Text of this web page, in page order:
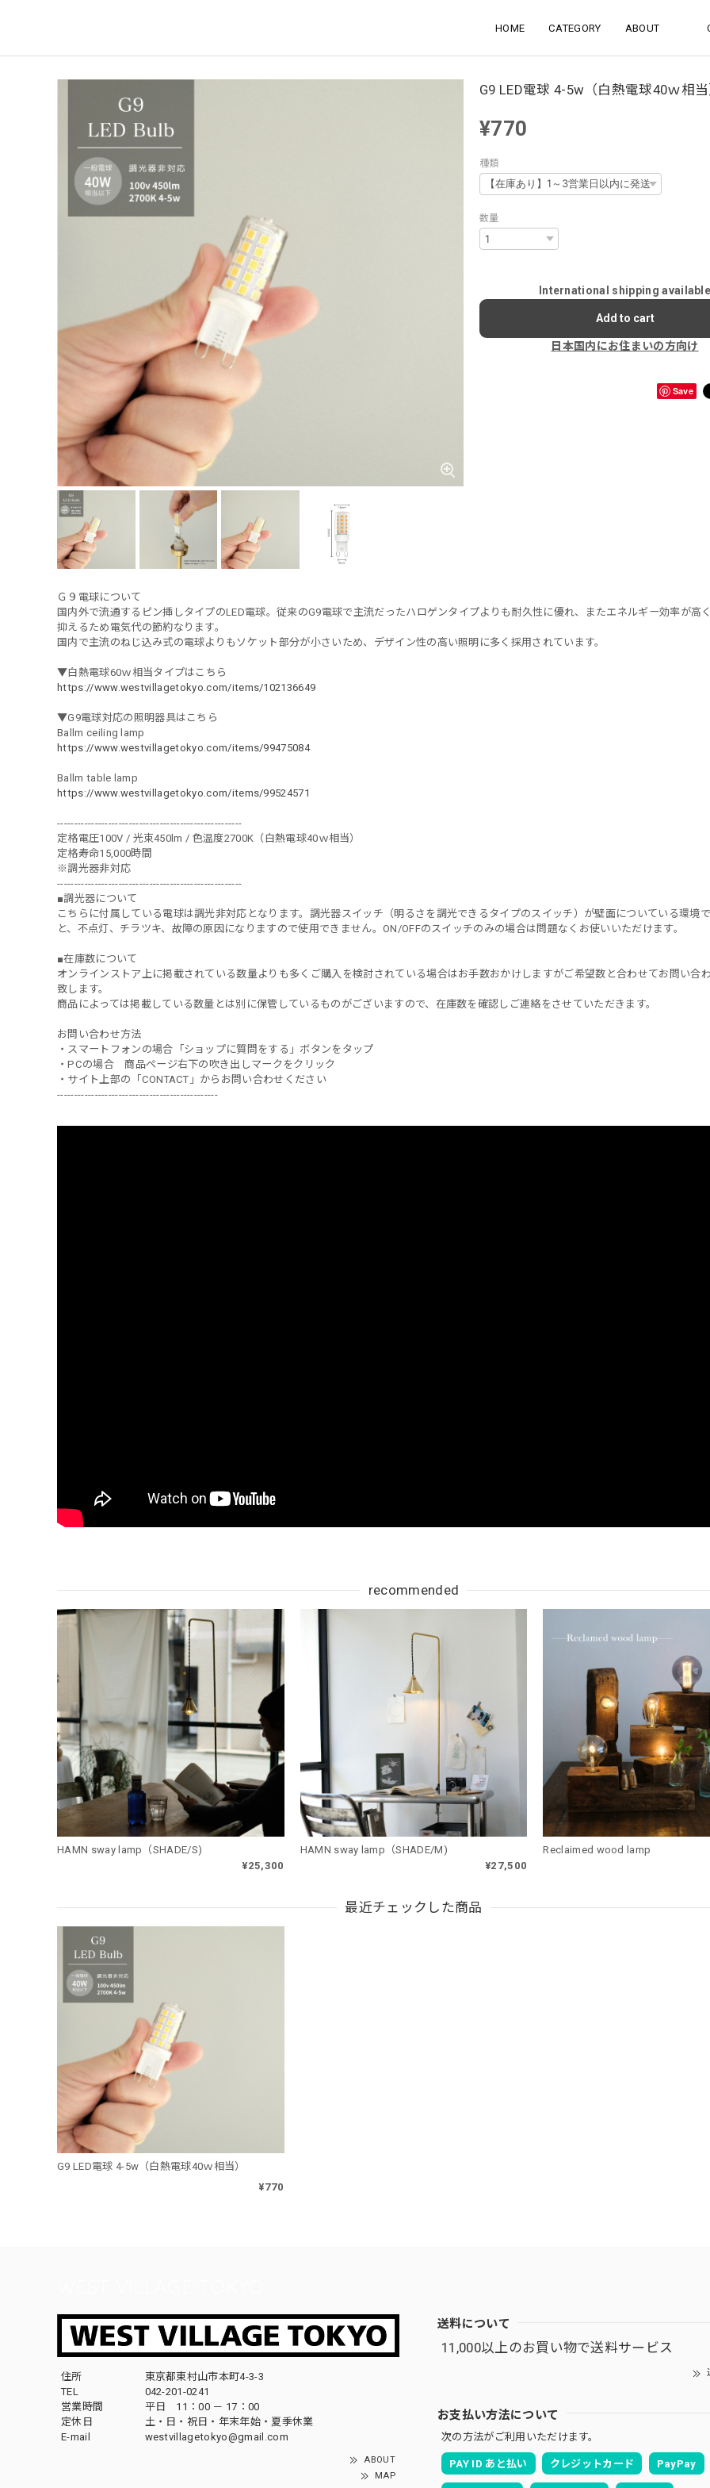
HOME CATEGORY ABOUT
G9 LED電球 4-5w（白熱電球40ｗ相
¥770
種類
数量
International shipping
Add to cart
日本国内にお住まいの方向け
Save
Ｇ９電球について
国内外で流通するピン挿しタイプのLED電球。従来のG9電球で主流だったハロゲンタイプよりも耐久性に優れ、またエネルギー効率が高
抑えるため電気代の節約なります。
国内で主流のねじ込み式の電球よりもソケット部分が小さいため、デザイン性の高い照明に多く採用されています。
▼白熱電球60ｗ相当タイプはこちら
https://www.westvillagetokyo.com/items/102136649
▼G9電球対応の照明器具はこちら
Ballm ceiling lamp
https://www.westvillagetokyo.com/items/99475084
Ballm table lamp
https://www.westvillagetokyo.com/items/99524571
------------------------------------------------------
定格電圧100V / 光束450lm / 色温度2700K（白熱電球40ｗ相当）
定格寿命15,000時間
※調光器非対応
------------------------------------------------------
■調光器について
こちらに付属している電球は調光非対応となります。調光器スイッチ（明るさを調光できるタイプのスイッチ）が壁面についている環境
と、不点灯、チラツキ、故障の原因になりますので使用できません。ON/OFFのスイッチのみの場合は問題なくお使いいただけます。
■在庫数について
オンラインストア上に掲載されている数量よりも多くご購入を検討されている場合はお手数おかけしますがご希望数と合わせてお問い合
致します。
商品によっては掲載している数量とは別に保管しているものがございますので、在庫数を確認しご連絡をさせていただきます。
お問い合わせ方法
・スマートフォンの場合「ショップに質問をする」ボタンをタップ
・PCの場合 商品ページ右下の吹き出しマークをクリック
・サイト上部の「CONTACT」からお問い合わせください
-----------------------------------------------
recommended
HAMN sway lamp（SHADE/S)
¥25,300
HAMN sway lamp（SHADE/M)
¥27,500
Reclaimed wood lamp
最近チェックした商品
G9 LED電球 4-5w（白熱電球40ｗ相当）
¥770
住所
東京都東村山市本町4-3-3
TEL
042-201-0241
営業時間
平日 11：00 － 17：00
定休日
土・日・祝日・年末年始・夏季休業
E-mail
westvillagetokyo@gmail.com
ABOUT
MAP
送料について
11,000以上のお買い物で送料サービス
お支払い方法について
次の方法がご利用いただけます。
PAY ID あと払い クレジットカード PayPay